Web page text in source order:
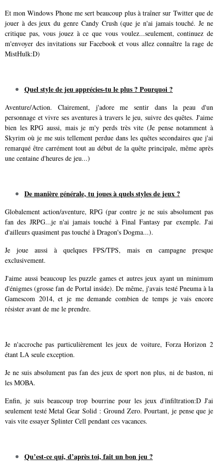
Et mon Windows Phone me sert beaucoup plus à traîner sur Twitter que de
jouer à des jeux du genre Candy Crush (que je n'ai jamais touché. Je ne
critique pas, vous jouez à ce que vous voulez...seulement, continuez de
m'envoyer des invitations sur Facebook et vous allez connaître la rage de
MistHulk:D)
Quel style de jeu apprécies-tu le plus ? Pourquoi ?
Aventure/Action. Clairement, j'adore me sentir dans la peau d'un
personnage et vivre ses aventures à travers le jeu, suivre des quêtes. J'aime
bien les RPG aussi, mais je m'y perds très vite (Je pense notamment à
Skyrim où je me suis tellement perdue dans les quêtes secondaires que j'ai
remarqué être carrément tout au début de la quête principale, même après
une centaine d'heures de jeu...)
De manière générale, tu joues à quels styles de jeux ?
Globalement action/aventure, RPG (par contre je ne suis absolument pas
fan des JRPG...je n'ai jamais touché à Final Fantasy par exemple. J'ai
d'ailleurs quasiment pas touché à Dragon's Dogma...).
Je joue aussi à quelques FPS/TPS, mais en campagne presque
exclusivement.
J'aime aussi beaucoup les puzzle games et autres jeux ayant un minimum
d'énigmes (grosse fan de Portal inside). De même, j'avais testé Pneuma à la
Gamescom 2014, et je me demande combien de temps je vais encore
résister avant de me le prendre.
Je n'accroche pas particulièrement les jeux de voiture, Forza Horizon 2
étant LA seule exception.
Je ne suis absolument pas fan des jeux de sport non plus, ni de baston, ni
les MOBA.
Enfin, je suis beaucoup trop bourrine pour les jeux d'infiltration:D J'ai
seulement testé Metal Gear Solid : Ground Zero. Pourtant, je pense que je
vais vite essayer Splinter Cell pendant ces vacances.
Qu’est-ce qui, d’après toi, fait un bon jeu ?